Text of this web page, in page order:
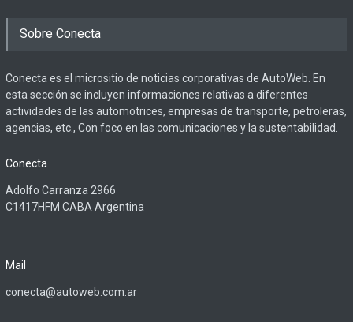
Sobre Conecta
Conecta es el micrositio de noticias corporativas de AutoWeb. En
esta sección se incluyen informaciones relativas a diferentes
actividades de las automotrices, empresas de transporte, petroleras,
agencias, etc., Con foco en las comunicaciones y la sustentabilidad.
Conecta
Adolfo Carranza 2966
C1417HFM CABA Argentina
Mail
conecta@autoweb.com.ar